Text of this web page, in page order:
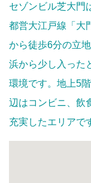
セゾンビル芝大門
都営大江戸線「大
から徒歩6分の立
浜から少し入った
環境です。地上5
辺はコンビニ、飲
充実したエリアで